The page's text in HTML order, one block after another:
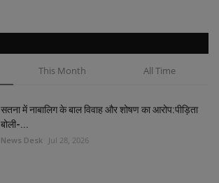
This Month All Time
सतना में नाबालिग के बाल विवाह और शोषण का आरोप:पीड़िता
बोली-...
News Desk Jul 28, 2026